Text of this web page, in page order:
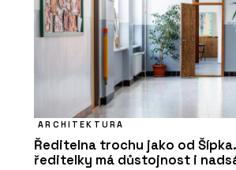
ARCHITEKTURA
Ředitelna trochu jako od
ředitelky má důstojnost i